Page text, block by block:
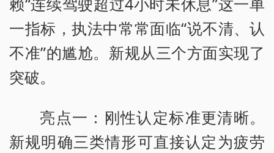
一指标，执法中常常面临“说不清、认
不准”的尴尬。新规从三个方面实现了
突破。
亮点一：刚性认定标准更清晰。
新规明确三类情形可直接认定为疲劳